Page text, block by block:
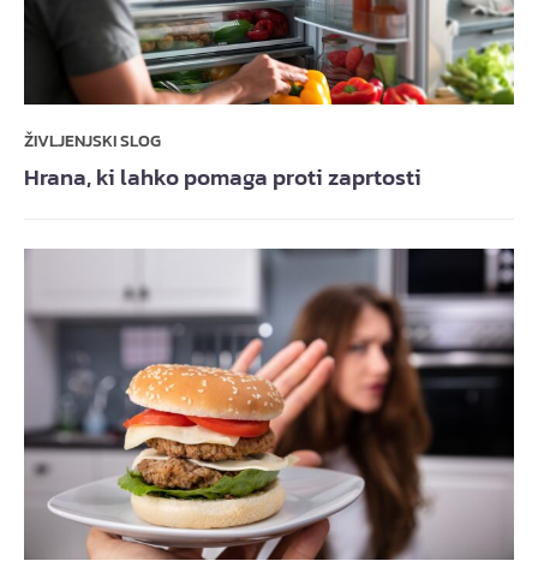
ŽIVLJENJSKI SLOG
Hrana, ki lahko pomaga proti zaprtosti